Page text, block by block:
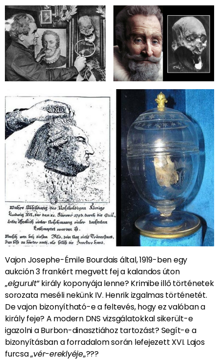
Vajon Josephe-Émile Bourdais által, 1919-ben egy
aukción 3 frankért megvett fej a kalandos úton
„elgurult” király koponyája lenne? Krimibe illő történetek
sorozata meséli nekünk IV. Henrik izgalmas történetét.
De vajon bizonyítható-e a feltevés, hogy ez valóban a
király feje? A modern DNS vizsgálatokkal sikerült-e
igazolni a Burbon-dinasztiához tartozást? Segít-e a
bizonyításban a forradalom során lefejezett XVI. Lajos
furcsa „vér-ereklyéje„???